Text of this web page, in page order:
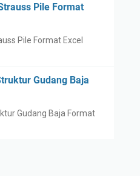
Pile Format
Pile Format Excel
Gudang Baja
Gudang Baja Format